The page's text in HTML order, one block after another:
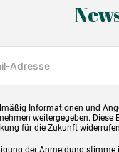
Informationen und
weitergegeben.
für die Zukunft
der Anmeldung